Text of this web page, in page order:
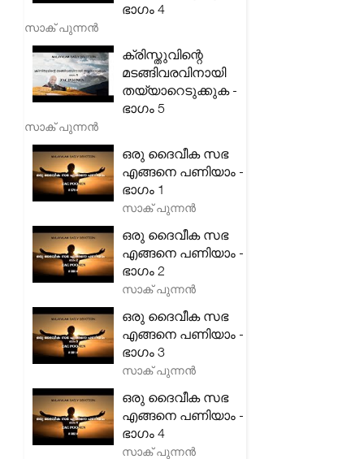
ഭാഗം 4
സാക് പുന്നൻ
ക്രിസ്തുവിന്റെ
മടങ്ങിവരവിനായി
തയ്യാറെടുക്കുക -
ഭാഗം 5
സാക് പുന്നൻ
ഒരു ദൈവീക സഭ
എങ്ങനെ പണിയാം -
ഭാഗം 1
സാക് പുന്നൻ
ഒരു ദൈവീക സഭ
എങ്ങനെ പണിയാം -
ഭാഗം 2
സാക് പുന്നൻ
ഒരു ദൈവീക സഭ
എങ്ങനെ പണിയാം -
ഭാഗം 3
സാക് പുന്നൻ
ഒരു ദൈവീക സഭ
എങ്ങനെ പണിയാം -
ഭാഗം 4
സാക് പുന്നൻ